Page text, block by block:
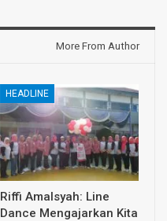
More From Author
HEADLINE
Riffi Amalsyah: Line
Dance Mengajarkan Kita